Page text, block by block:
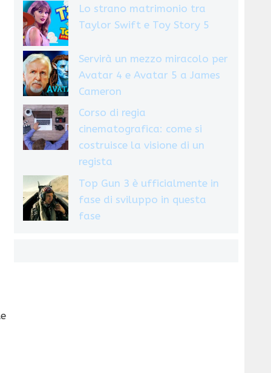
Lo strano matrimonio tra
Taylor Swift e Toy Story 5
Servirà un mezzo miracolo per
Avatar 4 e Avatar 5 a James
Cameron
Corso di regia
cinematografica: come si
costruisce la visione di un
regista
Top Gun 3 è ufficialmente in
fase di sviluppo in questa
fase